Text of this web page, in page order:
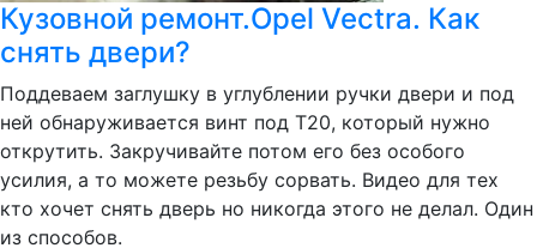
Кузовной ремонт.Opel Vectra. Как
снять двери?
Поддеваем заглушку в углублении ручки двери и под
ней обнаруживается винт под Т20, который нужно
открутить. Закручивайте потом его без особого
усилия, а то можете резьбу сорвать. Видео для тех
кто хочет снять дверь но никогда этого не делал. Один
из способов.